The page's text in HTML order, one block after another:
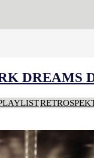
DREAMS